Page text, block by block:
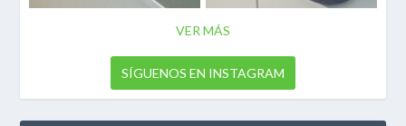
VER MÁS
SÍGUENOS EN INSTAGRAM